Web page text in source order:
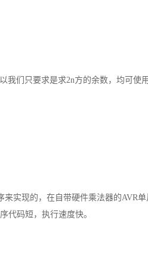
们只要求是求2n方的余数，均可使
现的，在自带硬件乘法器的AVR单
代码短，执行速度快。